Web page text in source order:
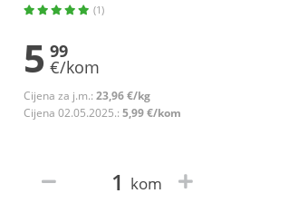
(1)
5 99
€/kom
Cijena za j.m.: 23,96 €/kg
Cijena 02.05.2025.: 5,99 €/kom
kom